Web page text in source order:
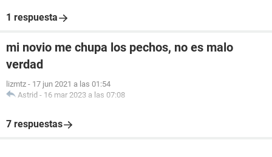
1 respuesta
mi novio me chupa los pechos, no es malo
verdad
lizmtz - 17 jun 2021 a las 01:54
Astrid - 16 mar 2023 a las 07:08
7 respuestas